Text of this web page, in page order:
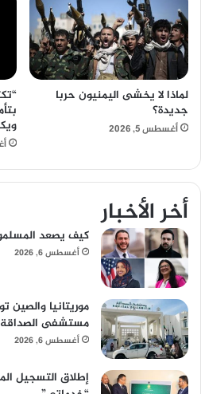
لماذا لا يخشى اليمنيون حربا
جديدة؟
أغسطس 5, 2026
أخر الأخبار
كيف يصعد
أغسطس 6, 2026
موريتانيا والصين
مستشفى الصداقة
أغسطس 6, 2026
إطلاق التسجيل